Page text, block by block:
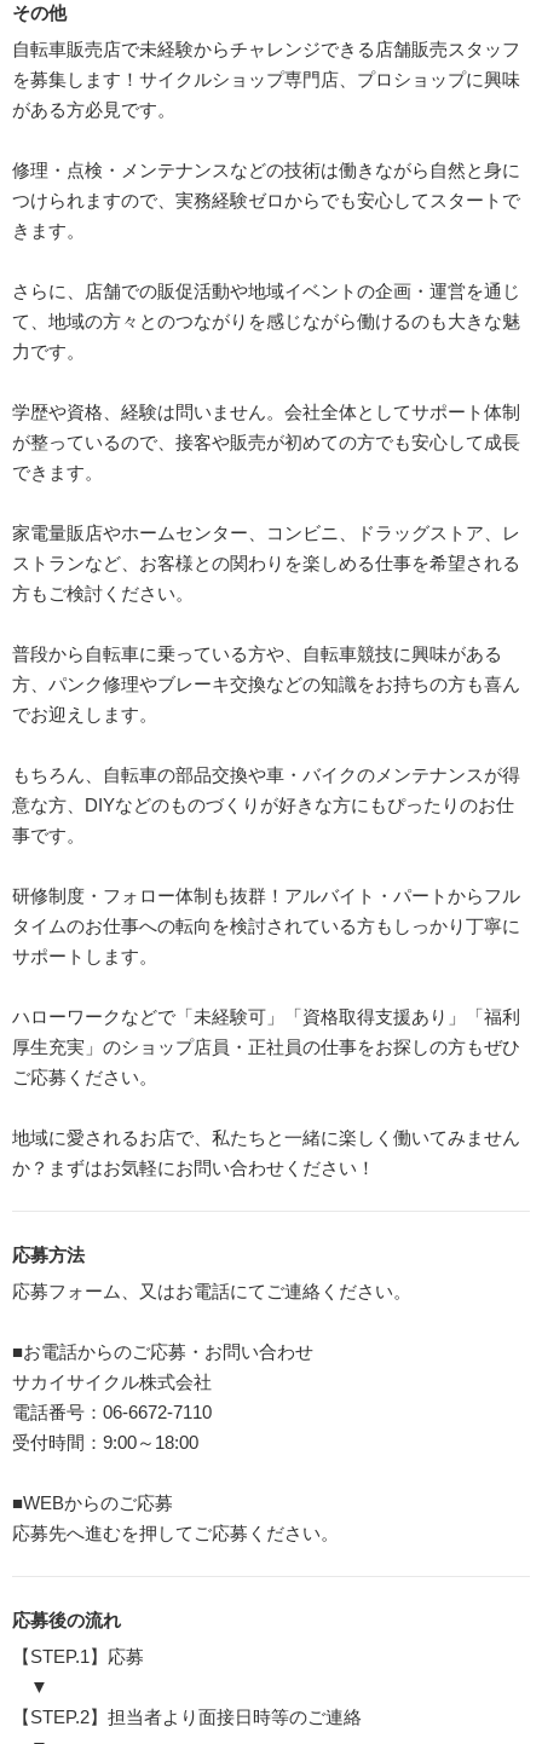
その他
自転車販売店で未経験からチャレンジできる店舗販売スタッフ
を募集します！サイクルショップ専門店、プロショップに興味
がある方必見です。
修理・点検・メンテナンスなどの技術は働きながら自然と身に
つけられますので、実務経験ゼロからでも安心してスタートで
きます。
さらに、店舗での販促活動や地域イベントの企画・運営を通じ
て、地域の方々とのつながりを感じながら働けるのも大きな魅
力です。
学歴や資格、経験は問いません。会社全体としてサポート体制
が整っているので、接客や販売が初めての方でも安心して成長
できます。
家電量販店やホームセンター、コンビニ、ドラッグストア、レ
ストランなど、お客様との関わりを楽しめる仕事を希望される
方もご検討ください。
普段から自転車に乗っている方や、自転車競技に興味がある
方、パンク修理やブレーキ交換などの知識をお持ちの方も喜ん
でお迎えします。
もちろん、自転車の部品交換や車・バイクのメンテナンスが得
意な方、DIYなどのものづくりが好きな方にもぴったりのお仕
事です。
研修制度・フォロー体制も抜群！アルバイト・パートからフル
タイムのお仕事への転向を検討されている方もしっかり丁寧に
サポートします。
ハローワークなどで「未経験可」「資格取得支援あり」「福利
厚生充実」のショップ店員・正社員の仕事をお探しの方もぜひ
ご応募ください。
地域に愛されるお店で、私たちと一緒に楽しく働いてみません
か？まずはお気軽にお問い合わせください！
応募方法
応募フォーム、又はお電話にてご連絡ください。
■お電話からのご応募・お問い合わせ
サカイサイクル株式会社
電話番号：06-6672-7110
受付時間：9:00～18:00
■WEBからのご応募
応募先へ進むを押してご応募ください。
応募後の流れ
【STEP.1】応募
▼
【STEP.2】担当者より面接日時等のご連絡